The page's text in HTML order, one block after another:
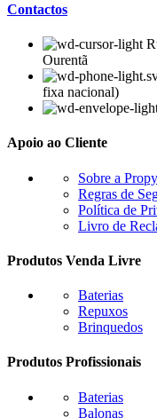
Contactos
Ourentã​
fixa nacional)
Apoio ao Cliente
Sobre a
Regras de
Política de
Livro de
Produtos Venda Livre
Baterias
Repuxos
Brinquedos
Produtos Profissionais
Baterias
Balonas